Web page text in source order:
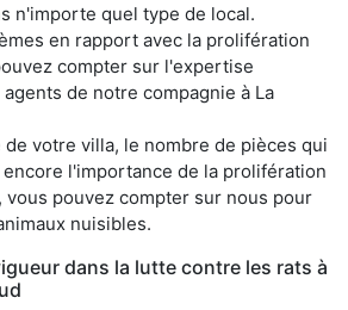
n'importe quel type de local.
en rapport avec la prolifération
compter sur l'expertise
de notre compagnie à La
votre villa, le nombre de pièces qui
l'importance de la prolifération
vous pouvez compter sur nous pour
nuisibles.
dans la lutte contre les rats à